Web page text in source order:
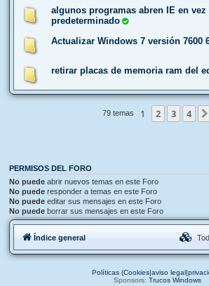
algunos programas abren IE en vez
predeterminado
Actualizar Windows 7 versión 7600
retirar placas de memoria ram del
79 temas 1 2 3 4
PERMISOS DEL FORO
No puede abrir nuevos temas en este Foro
No puede responder a temas en este Foro
No puede editar sus mensajes en este Foro
No puede borrar sus mensajes en este Foro
Índice general
Políticas (Cookies|aviso
Sponsors: Trucos Windows